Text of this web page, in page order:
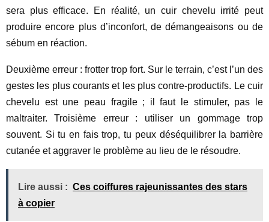
sera plus efficace. En réalité, un cuir chevelu irrité peut
produire encore plus d’inconfort, de démangeaisons ou de
sébum en réaction.
Deuxième erreur : frotter trop fort. Sur le terrain, c’est l’un des
gestes les plus courants et les plus contre-productifs. Le cuir
chevelu est une peau fragile ; il faut le stimuler, pas le
maltraiter. Troisième erreur : utiliser un gommage trop
souvent. Si tu en fais trop, tu peux déséquilibrer la barrière
cutanée et aggraver le problème au lieu de le résoudre.
Lire aussi : Ces coiffures rajeunissantes des stars
à copier